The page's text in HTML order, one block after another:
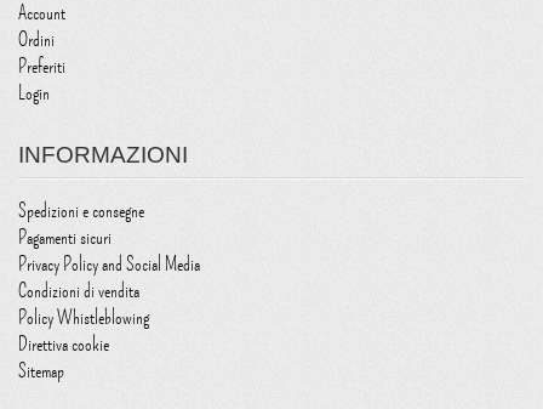
Account
Ordini
Preferiti
Login
INFORMAZIONI
Spedizioni e consegne
Pagamenti sicuri
Privacy Policy and Social Media
Condizioni di vendita
Policy Whistleblowing
Direttiva cookie
Sitemap